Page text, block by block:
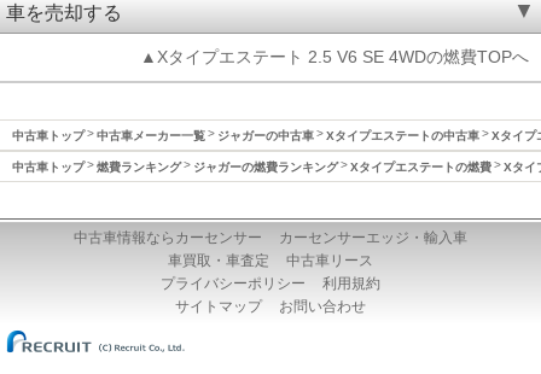
車を売却する
▲Xタイプエステート 2.5 V6 SE 4WDの燃費TOPへ
中古車トップ 中古車メーカー一覧 ジャガーの中古車 Xタイプエステートの中古車 Xタイプ
中古車トップ 燃費ランキング ジャガーの燃費ランキング Xタイプエステートの燃費 Xタイ
中古車情報ならカーセンサー
カーセンサーエッジ・輸入車
車買取・車査定
中古車リース
プライバシーポリシー
利用規約
サイトマップ
お問い合わせ